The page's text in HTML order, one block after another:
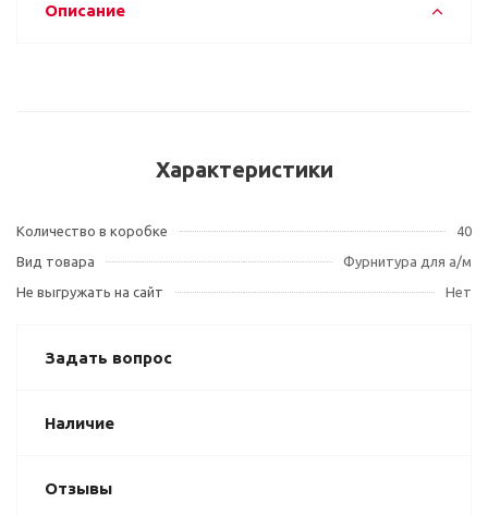
Описание
Характеристики
Количество в коробке
40
Вид товара
Фурнитура для а/м
Не выгружать на сайт
Нет
Задать вопрос
Наличие
Отзывы